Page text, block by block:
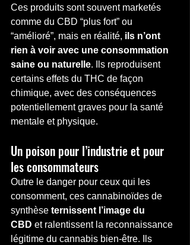
Ces produits sont souvent marketés
comme du CBD “plus fort” ou
“amélioré”, mais en réalité, ils n’ont
rien à voir avec une consommation
saine ou naturelle. Ils reproduisent
certains effets du THC de façon
chimique, avec des conséquences
potentiellement graves pour la santé
mentale et physique.
Un poison pour l’industrie et pour
les consommateurs
Outre le danger pour ceux qui les
consomment, ces cannabinoïdes de
synthèse ternissent l’image du
CBD et ralentissent la reconnaissance
légitime du cannabis bien-être. Ils